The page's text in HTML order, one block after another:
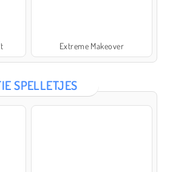
Extreme Makeover
SPELLETJES